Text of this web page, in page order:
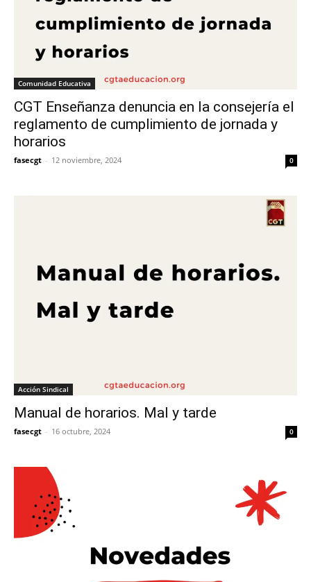
Comunidad Educativa
CGT Enseñanza denuncia en la consejería el
reglamento de cumplimiento de jornada y
horarios
fasecgt - 12 noviembre, 2024 0
Acción Sindical
Manual de horarios. Mal y tarde
fasecgt - 16 octubre, 2024 0